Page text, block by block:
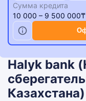
Сумма кредита
10 000 – 9 500 000₸
Halyk bank